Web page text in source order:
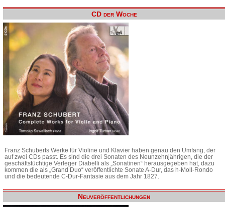
CD der Woche
Franz Schuberts Werke für Violine und Klavier haben genau den Umfang, der
auf zwei CDs passt. Es sind die drei Sonaten des Neunzehnjährigen, die der
geschäftstüchtige Verleger Diabelli als „Sonatinen“ herausgegeben hat, dazu
kommen die als „Grand Duo“ veröffentlichte Sonate A-Dur, das h-Moll-Rondo
und die bedeutende C-Dur-Fantasie aus dem Jahr 1827.
Neuveröffentlichungen